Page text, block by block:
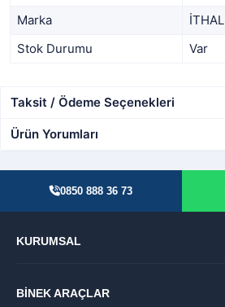
Marka
İTHAL
Stok Durumu
Var
Taksit / Ödeme Seçenekleri
Ürün Yorumları
0850 888 36 73
KURUMSAL
BİNEK ARAÇLAR